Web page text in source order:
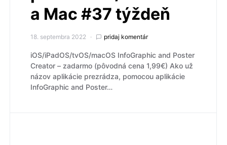
a Mac #37 týždeň
18. septembra 2022 pridaj komentár
iOS/iPadOS/tvOS/macOS InfoGraphic and Poster
Creato‪r – zadarmo (pôvodná cena 1,99€) Ako už
názov aplikácie prezrádza, pomocou aplikácie
InfoGraphic and Poster…